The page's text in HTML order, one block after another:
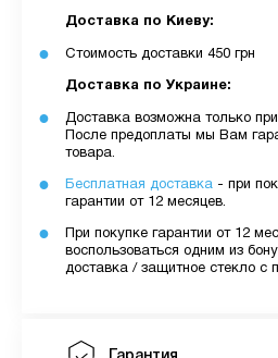
Доставка по Киеву:
Стоимость доставки 450 грн
Доставка по Украине:
Доставка возможна только
После предоплаты мы Вам
товара.
Бесплатная доставка - при
гарантии от 12 месяцев.
При покупке гарантии от 12
воспользоваться одним из
доставка / защитное стекло с